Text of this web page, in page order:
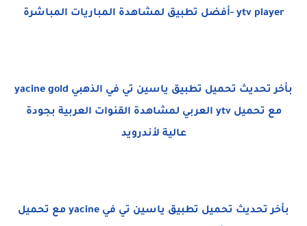
ytv player -أفضل تطبيق لمشاهدة المباريات المباشرة
بأخر تحديث تحميل تطبيق ياسين تي في الذهبي yacine gold
مع تحميل ytv العربي لمشاهدة القنوات العربية بجودة
عالية لأندرويد
بأخر تحديث تحميل تطبيق ياسين تي في yacine مع تحميل